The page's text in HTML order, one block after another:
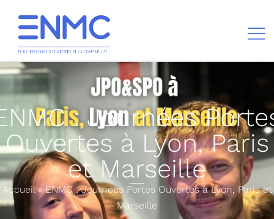
École nationale des métiers de la comptabilité
: Journées
Ouvertes à Lyon, Paris
et Marseille
Accueil»ENMC : Journées Portes Ouvertes à Lyon, Paris et
Marseille